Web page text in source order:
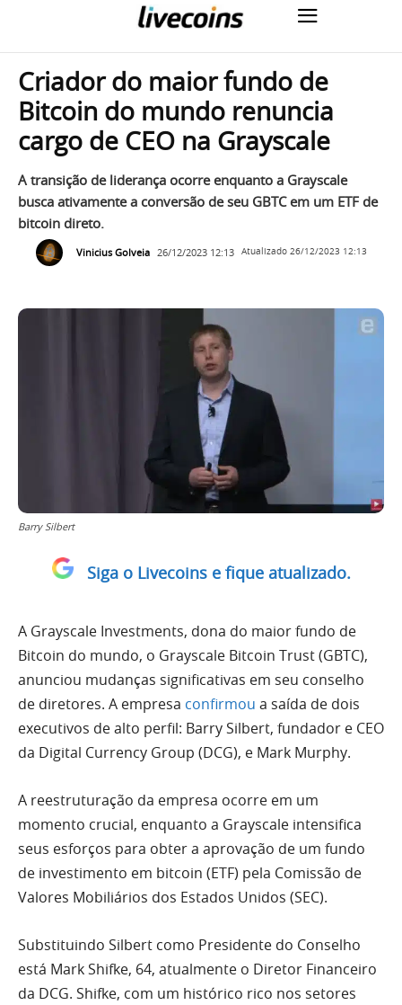
Criador do maior fundo de
Bitcoin do mundo renuncia
cargo de CEO na Grayscale
A transição de liderança ocorre enquanto a Grayscale
busca ativamente a conversão de seu GBTC em um ETF de
bitcoin direto.
Vinicius Golveia 26/12/2023 12:13 Atualizado 26/12/2023 12:13
Barry Silbert
Siga o Livecoins e fique atualizado.
A Grayscale Investments, dona do maior fundo de
Bitcoin do mundo, o Grayscale Bitcoin Trust (GBTC),
anunciou mudanças significativas em seu conselho
de diretores. A empresa confirmou a saída de dois
executivos de alto perfil: Barry Silbert, fundador e CEO
da Digital Currency Group (DCG), e Mark Murphy.
A reestruturação da empresa ocorre em um
momento crucial, enquanto a Grayscale intensifica
seus esforços para obter a aprovação de um fundo
de investimento em bitcoin (ETF) pela Comissão de
Valores Mobiliários dos Estados Unidos (SEC).
Substituindo Silbert como Presidente do Conselho
está Mark Shifke, 64, atualmente o Diretor Financeiro
da DCG. Shifke, com um histórico rico nos setores